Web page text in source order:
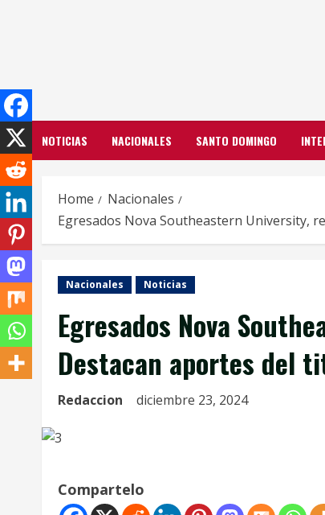
NOTICIAS NACIONALES SANTO DOMINGO
Home
Nacionales
Egresados Nova Southeastern University,
Nacionales Noticias
Egresados Nova
Destacan aportes del
Redaccion diciembre 23, 2024
Compartelo